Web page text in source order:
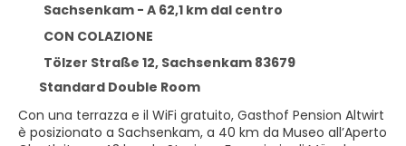
Sachsenkam - A 62,1 km dal centro
CON COLAZIONE
Tölzer Straße 12, Sachsenkam 83679
Standard Double Room
Con una terrazza e il WiFi gratuito, Gasthof Pension Altwirt
è posizionato a Sachsenkam, a 40 km da Museo all’Aperto